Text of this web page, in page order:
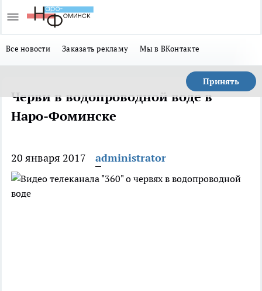
Все новости Заказать рекламу Мы в ВКонтакте
Принять
Черви в водопроводной воде в
Наро-Фоминске
20 января 2017 administrator